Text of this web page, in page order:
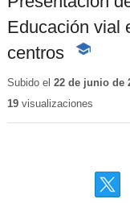
Educación vial
centros
-
educativo
Subido el 22 de junio de
19visualizaciones